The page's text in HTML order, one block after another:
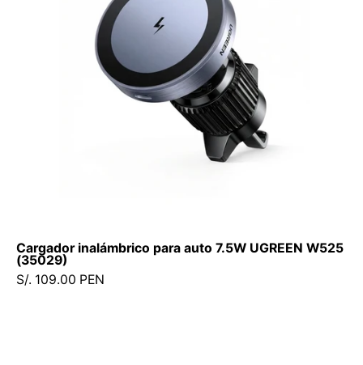
UGREEN
W525
(35029)
Cargador inalámbrico para auto 7.5W UGREEN W525
(35029)
S/. 109.00 PEN